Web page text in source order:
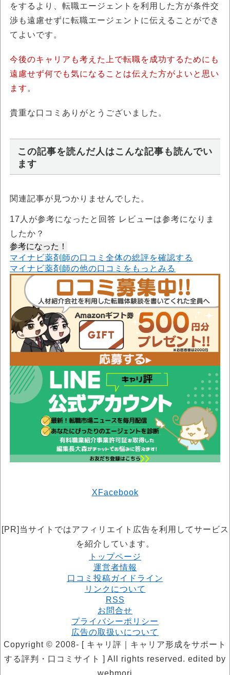
をするより、転職エージェントを利用した方が条件交
渉も遠慮せずに転職エージェントに伝えることができ
てよいです。
今後のキャリアも考えた上で転職を成功するためにも
遠慮せず何でも気になることは伝えた方がよいと思い
ます 。
貴重な口コミありがとうございました。
この記事を読んだ人はこんな記事も読んでい
ます
関連記事が見つかりませんでした。
17 人が参考になったと回答 レビューは参考になりま
したか？
参考になった！
マイナビ薬剤師の口コミ全体の総評を確認する
マイナビ薬剤師の他の口コミをもっとみる
X Facebook
[PR]当サイトではアフィリエイト広告を利用してサービス
を紹介しています。
トップページ
運営者情報
口コミ投稿ガイドライン
リンクについて
RSS
お問合せ
プライバシーポリシー
広告の取扱いについて
Copyright © 2008- [ キャリ評｜キャリア形成をサポート
する評判・口コミサイト ] All rights reserved. edited by
webmori